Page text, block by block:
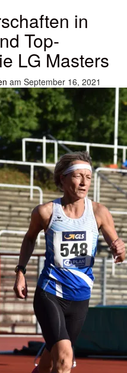
in
Top-
LG Masters
am September 16, 2021